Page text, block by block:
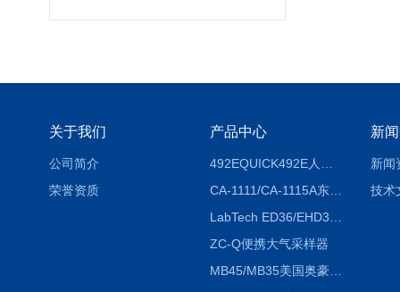
关于我们
公司简介
荣誉资质
产品中心
CA-1111/CA-1115A东京理化EYELA CA-1111/CA-1115A冷却水循环装置
ZC-Q便携大气采样器
MB45/MB35美国奥豪斯OHAUS MB45/MB35卤素红外水分测定仪
新
新闻
技术